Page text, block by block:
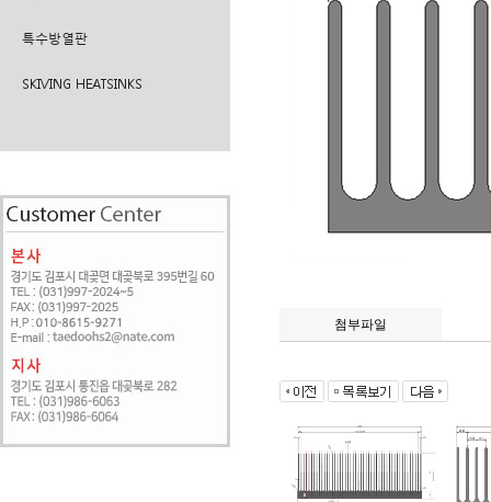
특수방열판
SKIVING HEATSINKS
첨부파일